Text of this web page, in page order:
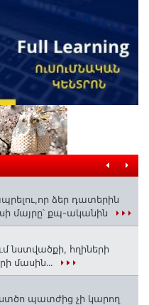
ձեր դատերին
մայրը՝ քպ-ականին
նստվածքի, հղիների
մասին․․․
պատժից չի կարող